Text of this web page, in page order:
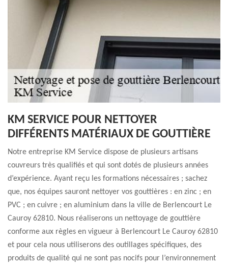
KM SERVICE POUR NETTOYER
DIFFÉRENTS MATÉRIAUX DE GOUTTIÈRE
Notre entreprise KM Service dispose de plusieurs artisans
couvreurs très qualifiés et qui sont dotés de plusieurs années
d’expérience. Ayant reçu les formations nécessaires ; sachez
que, nos équipes sauront nettoyer vos gouttières : en zinc ; en
PVC ; en cuivre ; en aluminium dans la ville de Berlencourt Le
Cauroy 62810. Nous réaliserons un nettoyage de gouttière
conforme aux règles en vigueur à Berlencourt Le Cauroy 62810
et pour cela nous utiliserons des outillages spécifiques, des
produits de qualité qui ne sont pas nocifs pour l’environnement